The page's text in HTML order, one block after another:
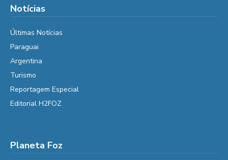
Notícias
Últimas Notícias
Paraguai
Argentina
Turismo
Reportagem Especial
Editorial H2FOZ
Planeta Foz